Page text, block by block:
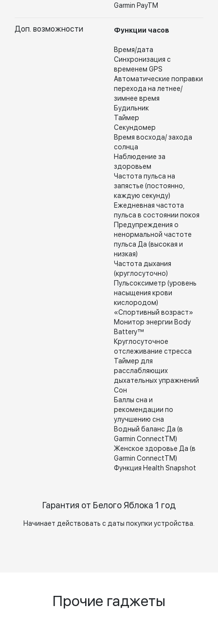
Garmin PayTM
Доп. возможности Функции часов
Время/дата
Синхронизация с
временем GPS
Автоматические поправки
перехода на летнее/
зимнее время
Будильник
Таймер
Секундомер
Время восхода/ захода
солнца
Наблюдение за
здоровьем
Частота пульса на
запястье (постоянно,
каждую секунду)
Ежедневная частота
пульса в состоянии покоя
Предупреждения о
ненормальной частоте
пульса Да (высокая и
низкая)
Частота дыхания
(круглосуточно)
Пульсоксиметр (уровень
насыщения крови
кислородом)
«Спортивный возраст»
Монитор энергии Body
Battery™
Круглосуточное
отслеживание стресса
Таймер для
расслабляющих
дыхательных упражнений
Сон
Баллы сна и
рекомендации по
улучшению сна
Водный баланс Да (в
Garmin ConnectTM)
Женское здоровье Да (в
Garmin ConnectTM)
Функция Health Snapshot
Гарантия от Белого Яблока 1 год
Начинает действовать с даты покупки устройства.
Прочие гаджеты